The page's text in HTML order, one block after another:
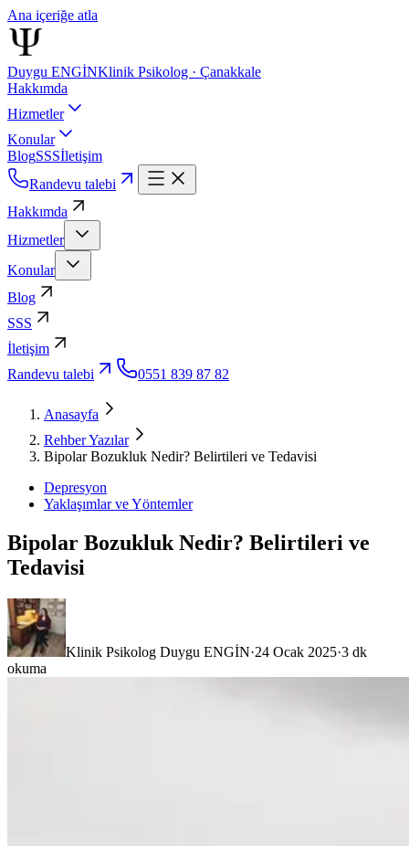
Ana içeriğe atla
Duygu ENGİNKlinik Psikolog · Çanakkale
Hakkımda
Hizmetler
Konular
BlogSSSİletişim
Randevu talebi
Hakkımda
Hizmetler
Konular
Blog
SSS
İletişim
Randevu talebi
0551 839 87 82
Anasayfa
Rehber Yazılar
Bipolar Bozukluk Nedir? Belirtileri ve Tedavisi
Depresyon
Yaklaşımlar ve Yöntemler
Bipolar Bozukluk Nedir? Belirtileri ve
Tedavisi
Klinik Psikolog Duygu ENGİN·24 Ocak 2025·3 dk
okuma